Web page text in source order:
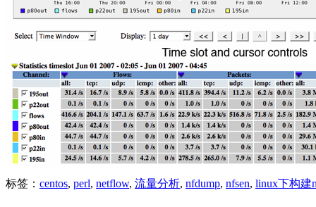
标签： centos, perl, netflow, 流量分析, nfdump, nfsen, linux下构建